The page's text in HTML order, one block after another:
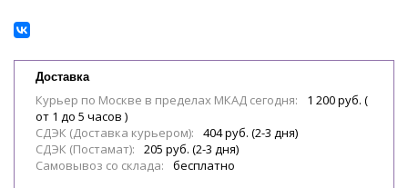
Доставка
Курьер по Москве в пределах МКАД сегодня:
1 200 руб. (
от 1 до 5 часов )
СДЭК (Доставка курьером):
404 руб. (2-3 дня)
СДЭК (Постамат):
205 руб. (2-3 дня)
Самовывоз со склада:
бесплатно